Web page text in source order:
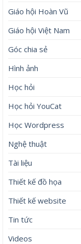
Giáo hội Hoàn Vũ
Giáo hội Việt Nam
Góc chia sẻ
Hình ảnh
Học hỏi
Học hỏi YouCat
Học Wordpress
Nghệ thuật
Tài liệu
Thiết kế đồ họa
Thiết kế website
Tin tức
Videos